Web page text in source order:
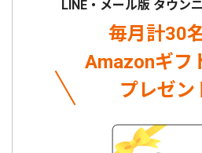
LINE・メール版 タウン
毎月計30
Amazonギフ
プレゼン